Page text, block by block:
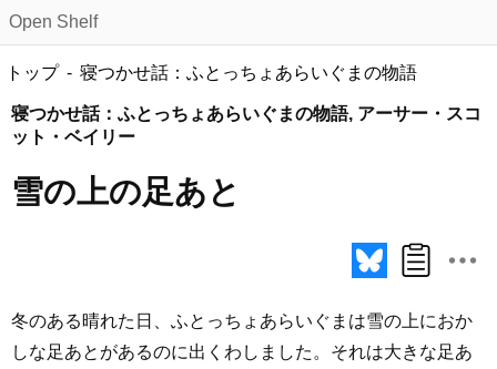
Open Shelf
トップ 寝つかせ話：ふとっちょあらいぐまの物語
寝つかせ話：ふとっちょあらいぐまの物語, アーサー・スコ
ット・ベイリー
雪の上の足あと
冬のある晴れた日、ふとっちょあらいぐまは雪の上におか
しな足あとがあるのに出くわしました。それは大きな足あ